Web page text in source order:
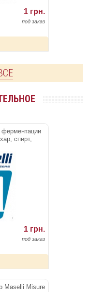
1 грн.
под заказ
ферментации
спирт,
1 грн.
под заказ
Maselli Misure